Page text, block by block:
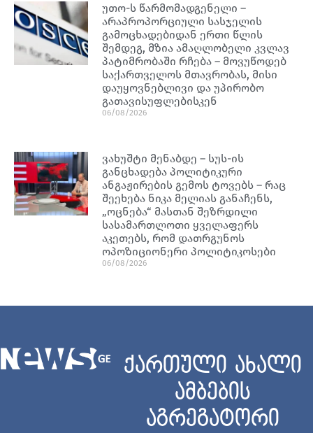
უთო-ს წარმომადგენელი –
არაპროპორციული სასჯელის
გამოცხადებიდან ერთი წლის
შემდეგ, მზია ამაღლობელი კვლავ
პატიმრობაში რჩება – მოვუწოდებ
საქართველოს მთავრობას, მისი
დაუყოვნებლივი და უპირობო
გათავისუფლებისკენ
06/08/2026
ვახუშტი მენაბდე – სუს-ის
განცხადება პოლიტიკური
ანგაჟირების გემოს ტოვებს – რაც
შეეხება ნიკა მელიას განაჩენს,
„ოცნება“ მასთან შეზრდილი
სასამართლოთი ყველაფერს
აკეთებს, რომ დათრგუნოს
ოპოზიციონერი პოლიტიკოსები
06/08/2026
ქართული ახალი
ამბების
აგრეგატორი